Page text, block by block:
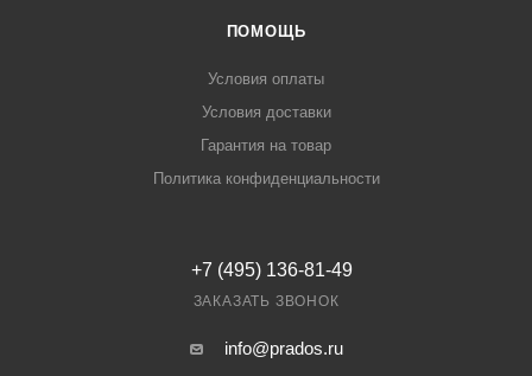
ПОМОЩЬ
Условия оплаты
Условия доставки
Гарантия на товар
Политика конфиденциальности
+7 (495) 136-81-49
ЗАКАЗАТЬ ЗВОНОК
info@prados.ru